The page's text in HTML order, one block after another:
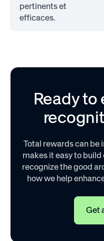
pertinents et
efficaces.
Ready to
Total rewards can
makes it easy to
recognize the good
how we help
Get